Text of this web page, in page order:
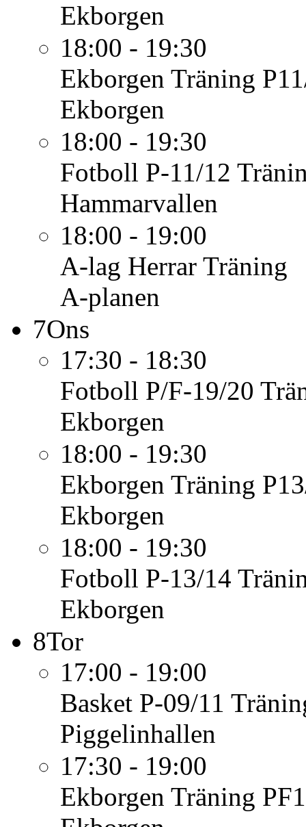
Ekborgen
18:00 - 19:30
Ekborgen Träning
Ekborgen
18:00 - 19:30
Fotboll P-11/12
Hammarvallen
18:00 - 19:00
A-lag Herrar Träning
A-planen
7Ons
17:30 - 18:30
Fotboll P/F-19/20
Ekborgen
18:00 - 19:30
Ekborgen Träning
Ekborgen
18:00 - 19:30
Fotboll P-13/14
Ekborgen
8Tor
17:00 - 19:00
Basket P-09/11
Piggelinhallen
17:30 - 19:00
Ekborgen Träning